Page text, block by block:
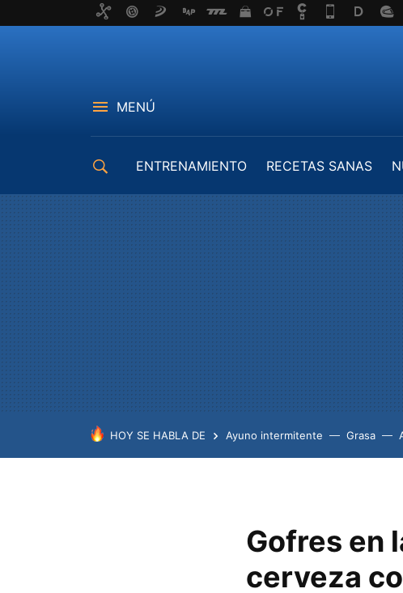
MENÚ
ENTRENAMIENTO RECETAS SANAS
HOY SE HABLA DE Ayuno intermitente Grasa
Gofres en
cerveza